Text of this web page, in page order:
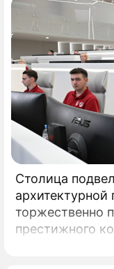
Столица
торжественно
престижного